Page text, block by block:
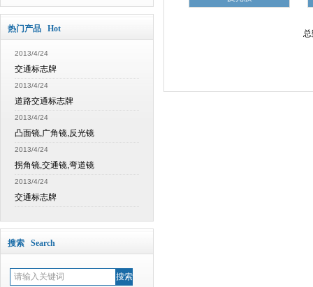
热门产品 Hot
2013/4/24
交通标志牌
2013/4/24
道路交通标志牌
2013/4/24
凸面镜,广角镜,反光镜
2013/4/24
拐角镜,交通镜,弯道镜
2013/4/24
交通标志牌
搜索 Search